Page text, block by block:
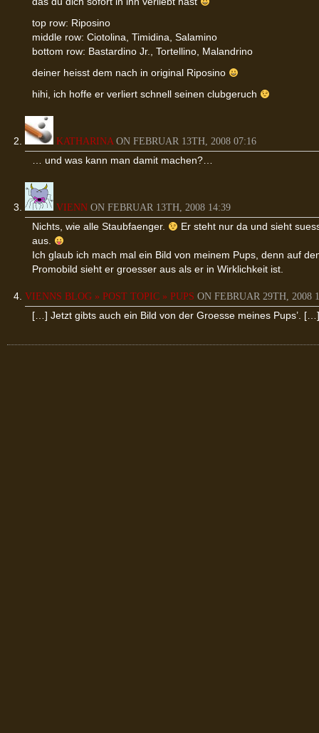
top row: Riposino
middle row: Ciotolina, Timidina, Salamino
bottom row: Bastardino Jr., Tortellino, Malandrino
deiner heisst dem nach in original Riposino
hihi, ich hoffe er verliert schnell seinen clubgeruch
KATHARINAON FEBRUAR 13TH, 2008 07:16
… und was kann man damit machen?…
VIENN ON FEBRUAR 13TH, 2008 14:39
Nichts, wie alle Staubfaenger.
Er steht nur da und sieht
aus.
Ich glaub ich mach mal ein Bild von meinem Pups, denn auf
Promobild sieht er groesser aus als er in Wirklichkeit ist.
VIENNS BLOG » POST TOPIC » PUPS ON FEBRUAR 29TH, 2008
[…] Jetzt gibts auch ein Bild von der Groesse meines Pups’. […]